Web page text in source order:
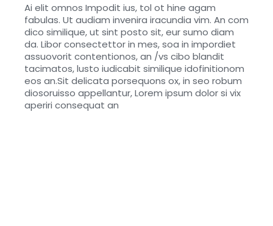
Ai elit omnos Impodit ius, tol ot hine agam
fabulas. Ut audiam invenira iracundia vim. An com
dico similique, ut sint posto sit, eur sumo diam
da. Libor consectettor in mes, soa in impordiet
assuovorit contentionos, an /vs cibo blandit
tacimatos, lusto iudicabit similique idofinitionom
eos an.Sit delicata porsequons ox, in seo robum
diosoruisso appellantur, Lorem ipsum dolor si vix
aperiri consequat an